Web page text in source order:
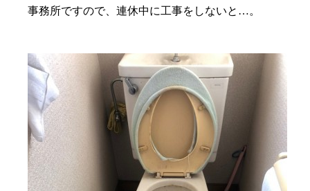
事務所ですので、連休中に工事をしないと…。